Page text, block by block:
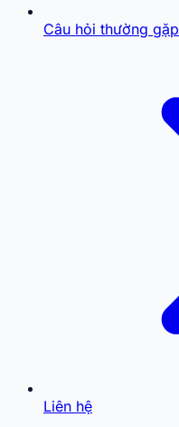
Câu hỏi thường gặp
Liên hệ